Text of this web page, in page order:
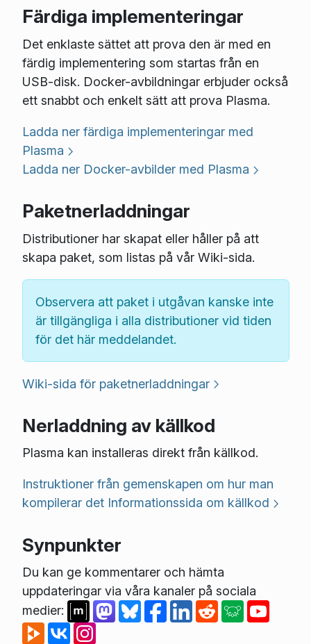
Färdiga implementeringar
Det enklaste sättet att prova den är med en
färdig implementering som startas från en
USB-disk. Docker-avbildningar erbjuder också
ett snabbt och enkelt sätt att prova Plasma.
Ladda ner färdiga implementeringar med
Plasma
Ladda ner Docker-avbilder med Plasma
Paketnerladdningar
Distributioner har skapat eller håller på att
skapa paket, som listas på vår Wiki-sida.
Observera att paket i utgåvan kanske inte
är tillgängliga i alla distributioner vid tiden
för det här meddelandet.
Wiki-sida för paketnerladdningar
Nerladdning av källkod
Plasma kan installeras direkt från källkod.
Instruktioner från gemenskapen om hur man
kompilerar det Informationssida om källkod
Synpunkter
Du kan ge kommentarer och hämta
uppdateringar via våra kanaler på sociala
medier: